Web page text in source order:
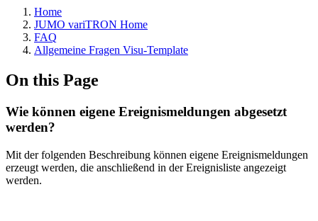
Home
JUMO variTRON Home
FAQ
Allgemeine Fragen Visu-Template
On this Page
Wie können eigene Ereignismeldungen abgesetzt
werden?
Mit der folgenden Beschreibung können eigene Ereignismeldungen
erzeugt werden, die anschließend in der Ereignisliste angezeigt
werden.